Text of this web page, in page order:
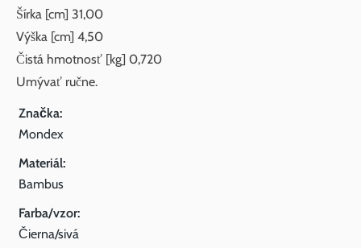
Šírka [cm] 31,00
Výška [cm] 4,50
Čistá hmotnosť [kg] 0,720
Umývať ručne.
Značka:
Mondex
Materiál:
Bambus
Farba/vzor:
Čierna/sivá